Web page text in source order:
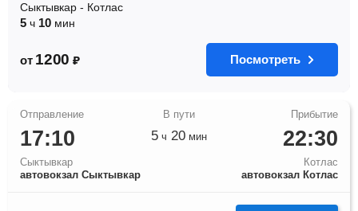
Сыктывкар - Котлас
5 ч 10 мин
от 1200 ₽ Посмотреть
17:10
Сыктывкар
автовокзал Сыктывкар
22:30
Котлас
автовокзал Котлас
5 ч 20 мин